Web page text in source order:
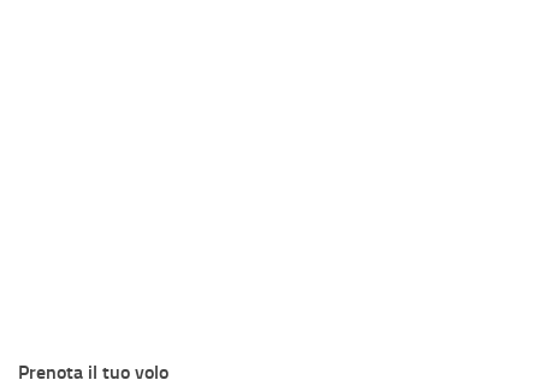
Prenota il tuo volo